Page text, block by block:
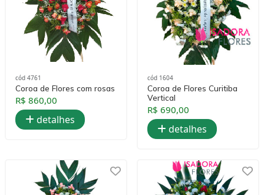
cód 4761
Coroa de Flores com rosas
R$ 860,00
detalhes
cód 1604
Coroa de Flores Curitiba
Vertical
R$ 690,00
detalhes